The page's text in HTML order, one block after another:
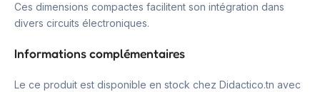
Ces dimensions compactes facilitent son intégration dans
divers circuits électroniques.
Informations complémentaires
Le ce produit est disponible en stock chez Didactico.tn avec